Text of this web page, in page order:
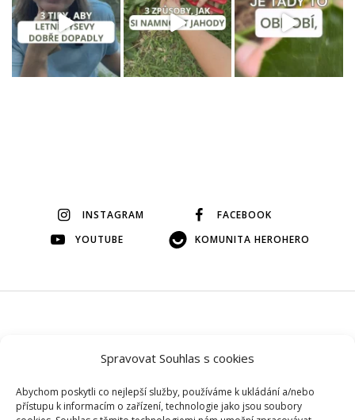
Abychom poskytli co nejlepší služby, používáme k ukládání a/nebo přístupu
INSTAGRAM
FACEBOOK
YOUTUBE
KOMUNITA HEROHERO
svolení si ho prosím nepůjčujte.